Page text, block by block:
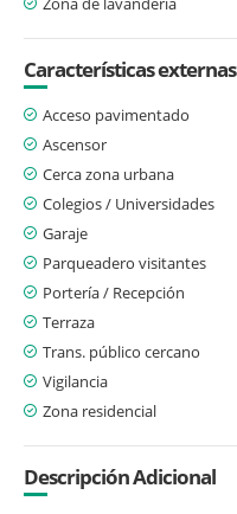
Características externas
Acceso pavimentado
Ascensor
Cerca zona urbana
Colegios / Universidades
Garaje
Parqueadero visitantes
Portería / Recepción
Terraza
Trans. público cercano
Vigilancia
Zona residencial
Descripción Adicional